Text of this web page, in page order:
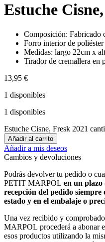
Estuche
Composición: Fabricado
Forro interior de poliéster
Medidas: largo 22cm x
Tirador de cremallera en
13,95 €
1 disponibles
1 disponibles
Estuche Cisne, Fresk 2021
Añadir al carrito
Añadir a mis deseos
Cambios y devoluciones
Podrás devolver tu pedido o
PETIT MARPOL en un plazo
recepción del pedido siempre
estado y en el embalaje o
Una vez recibido y
MARPOL procederá a abonar
esos productos utilizando la